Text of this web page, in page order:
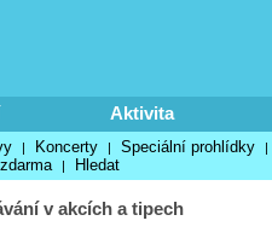
Aktivita
| Koncerty | Speciální prohlídky |
| Hledat
v akcích a tipech